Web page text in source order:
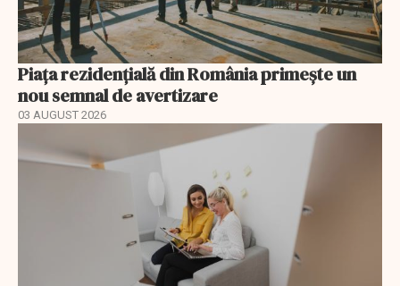
Piața rezidențială din România primește un
nou semnal de avertizare
03 AUGUST 2026